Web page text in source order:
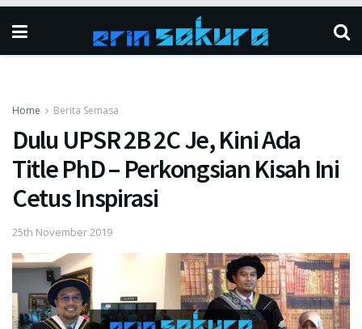
Home Berita Semasa
Dulu UPSR 2B 2C Je, Kini Ada
Title PhD – Perkongsian Kisah Ini
Cetus Inspirasi
25th November 2019